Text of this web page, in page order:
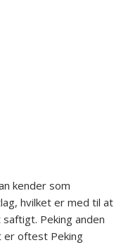
kender som
hvilket er med til at
Peking anden
er oftest Peking